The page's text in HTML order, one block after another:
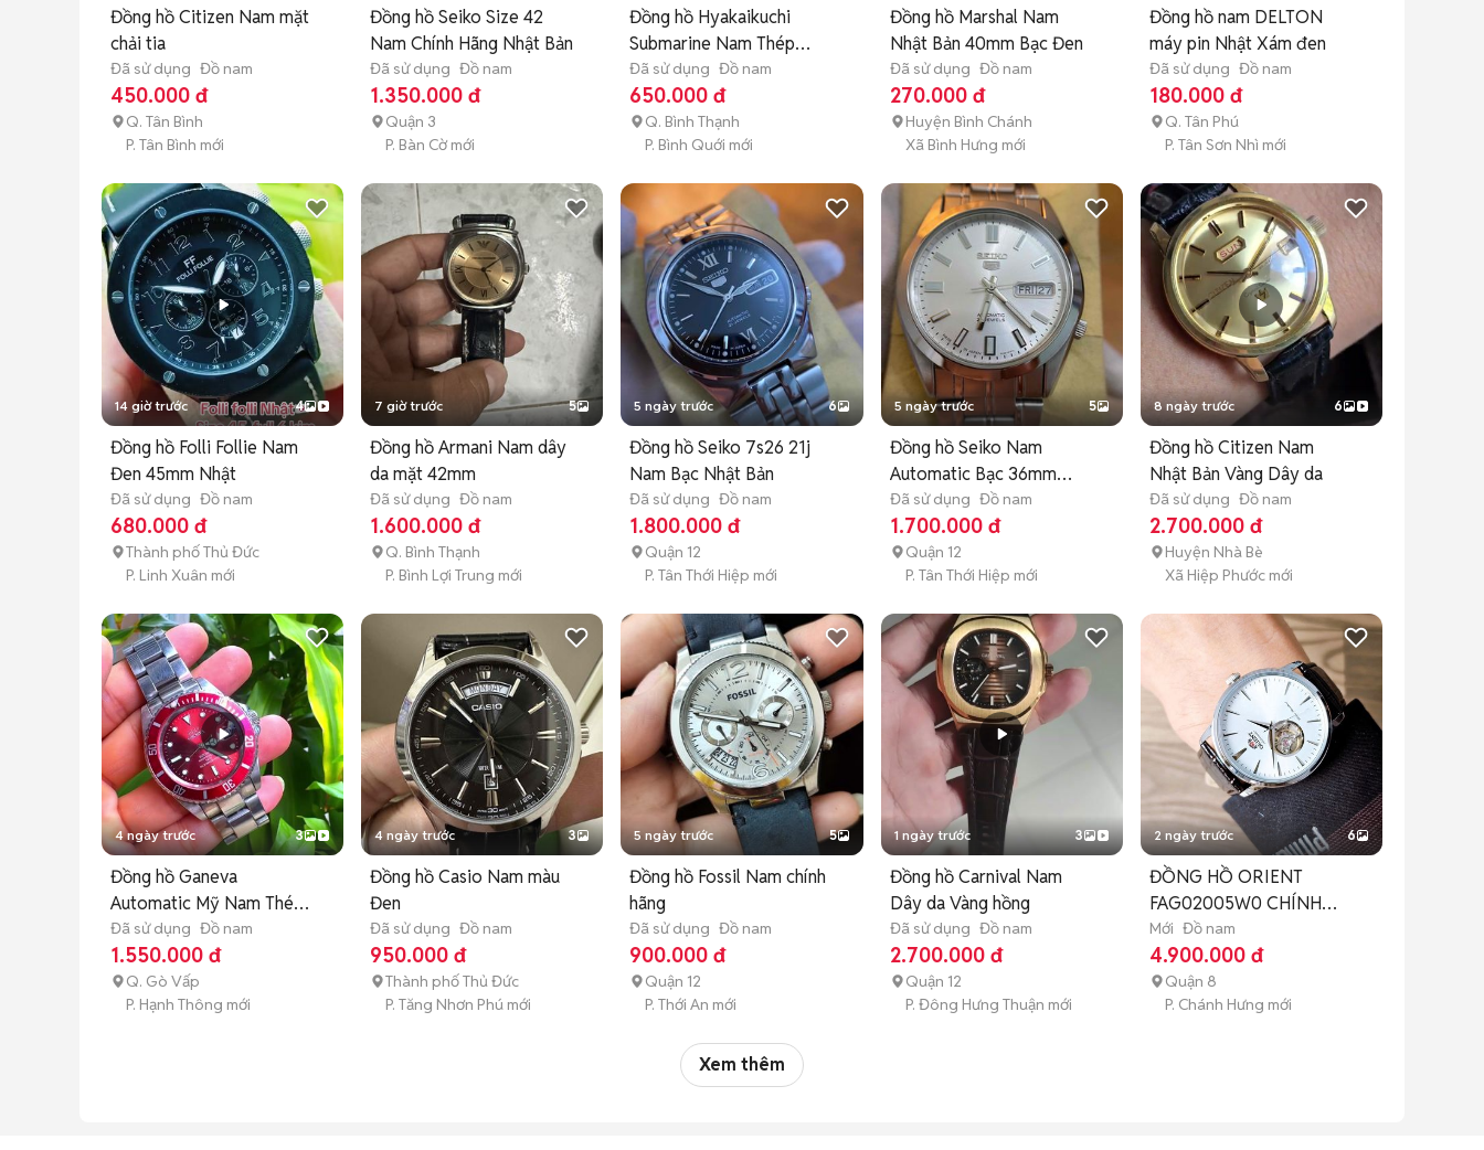
Đồng hồ Citizen Nam mặt
chải tia
Đã sử dụng Đồ nam
450.000 đ
Q. Tân Bình
P. Tân Bình mới
Đồng hồ Seiko Size 42
Nam Chính Hãng Nhật Bản
Đã sử dụng Đồ nam
1.350.000 đ
Quận 3
P. Bàn Cờ mới
Đồng hồ Hyakaikuchi
Submarine Nam Thép
Nhật Bản
Đã sử dụng Đồ nam
650.000 đ
Q. Bình Thạnh
P. Bình Quới mới
Đồng hồ Marshal Nam
Nhật Bản 40mm Bạc Đen
Đã sử dụng Đồ nam
270.000 đ
Huyện Bình Chánh
Xã Bình Hưng mới
Đồng hồ nam DELTON
máy pin Nhật Xám đen
Đã sử dụng Đồ nam
180.000 đ
Q. Tân Phú
P. Tân Sơn Nhì mới
14 giờ trước 4
Đồng hồ Folli Follie Nam
Đen 45mm Nhật
Đã sử dụng Đồ nam
680.000 đ
Thành phố Thủ Đức
P. Linh Xuân mới
7 giờ trước 5
Đồng hồ Armani Nam dây
da mặt 42mm
Đã sử dụng Đồ nam
1.600.000 đ
Q. Bình Thạnh
P. Bình Lợi Trung mới
5 ngày trước 6
Đồng hồ Seiko 7s26 21j
Nam Bạc Nhật Bản
Đã sử dụng Đồ nam
1.800.000 đ
Quận 12
P. Tân Thới Hiệp mới
5 ngày trước 5
Đồng hồ Seiko Nam
Automatic Bạc 36mm
Nhật Bản
Đã sử dụng Đồ nam
1.700.000 đ
Quận 12
P. Tân Thới Hiệp mới
8 ngày trước 6
Đồng hồ Citizen Nam
Nhật Bản Vàng Dây da
Đã sử dụng Đồ nam
2.700.000 đ
Huyện Nhà Bè
Xã Hiệp Phước mới
4 ngày trước 3
Đồng hồ Ganeva
Automatic Mỹ Nam Thép
mặt huyết
Đã sử dụng Đồ nam
1.550.000 đ
Q. Gò Vấp
P. Hạnh Thông mới
4 ngày trước 3
Đồng hồ Casio Nam màu
Đen
Đã sử dụng Đồ nam
950.000 đ
Thành phố Thủ Đức
P. Tăng Nhơn Phú mới
5 ngày trước 5
Đồng hồ Fossil Nam chính
hãng
Đã sử dụng Đồ nam
900.000 đ
Quận 12
P. Thới An mới
1 ngày trước 3
Đồng hồ Carnival Nam
Dây da Vàng hồng
Đã sử dụng Đồ nam
2.700.000 đ
Quận 12
P. Đông Hưng Thuận mới
2 ngày trước 6
ĐỒNG HỒ ORIENT
FAG02005W0 CHÍNH
HÃNG NHẬT BẢN
Mới Đồ nam
4.900.000 đ
Quận 8
P. Chánh Hưng mới
Xem thêm